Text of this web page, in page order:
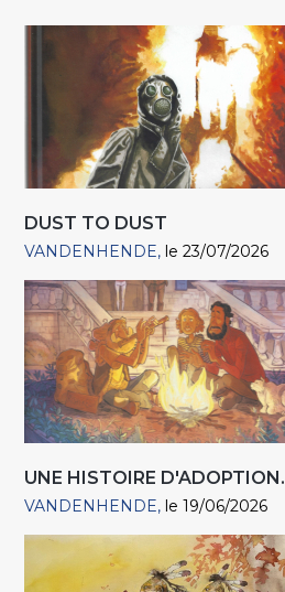
DUST TO DUST
VANDENHENDE le 23/07/2026
UNE HISTOIRE
VANDENHENDE le 19/06/2026